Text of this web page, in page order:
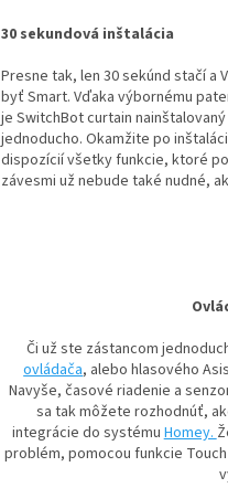
30 sekundová inštalácia
Presne tak, len 30 sekúnd stačí a
byť Smart. Vďaka výbornému
je SwitchBot curtain
jednoducho. Okamžite po
dispozícií všetky funkcie, ktoré
závesmi už nebude také nudné,
Či už ste zástancom
ovládača, alebo hlasového
Navyše, časové riadenie a
sa tak môžete rozhodnúť,
integrácie do systémuHomey.
problém, pomocou funkcie